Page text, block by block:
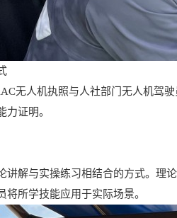
无人机执照与人社部门无人机驾
力证明。
讲解与实操练习相结合的方式。理
将所学技能应用于实际场景。